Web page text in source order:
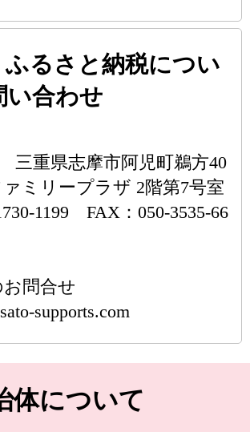
るさと納税につい
い合わせ
三重県志摩市阿児町鵜方40
ァミリープラザ 2階第7号室
1199 FAX：050-3535-66
問合せ
supports.com
体について